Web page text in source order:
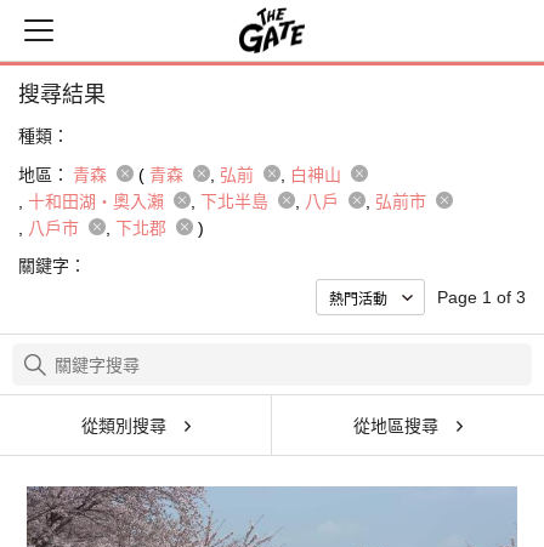
搜尋結果
種類：
地區：
青森 ( 青森 弘前
白神山
十和田湖・奧入瀨
下北半島 八戶
弘前市
八戶市
下北郡
)
關鍵字：
Page 1 of 3
從類別搜尋 從地區搜尋